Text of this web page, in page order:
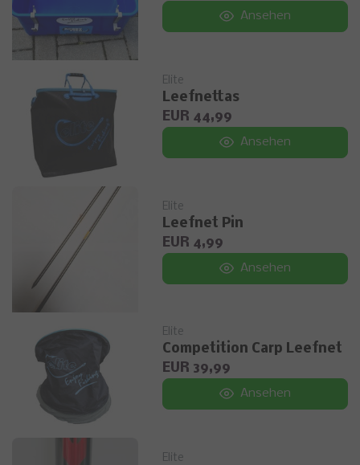
Ansehen
Elite
Leefnettas
EUR 44,99
Ansehen
Elite
Leefnet Pin
EUR 4,99
Ansehen
Elite
Competition Carp Leefnet
EUR 39,99
Ansehen
Elite